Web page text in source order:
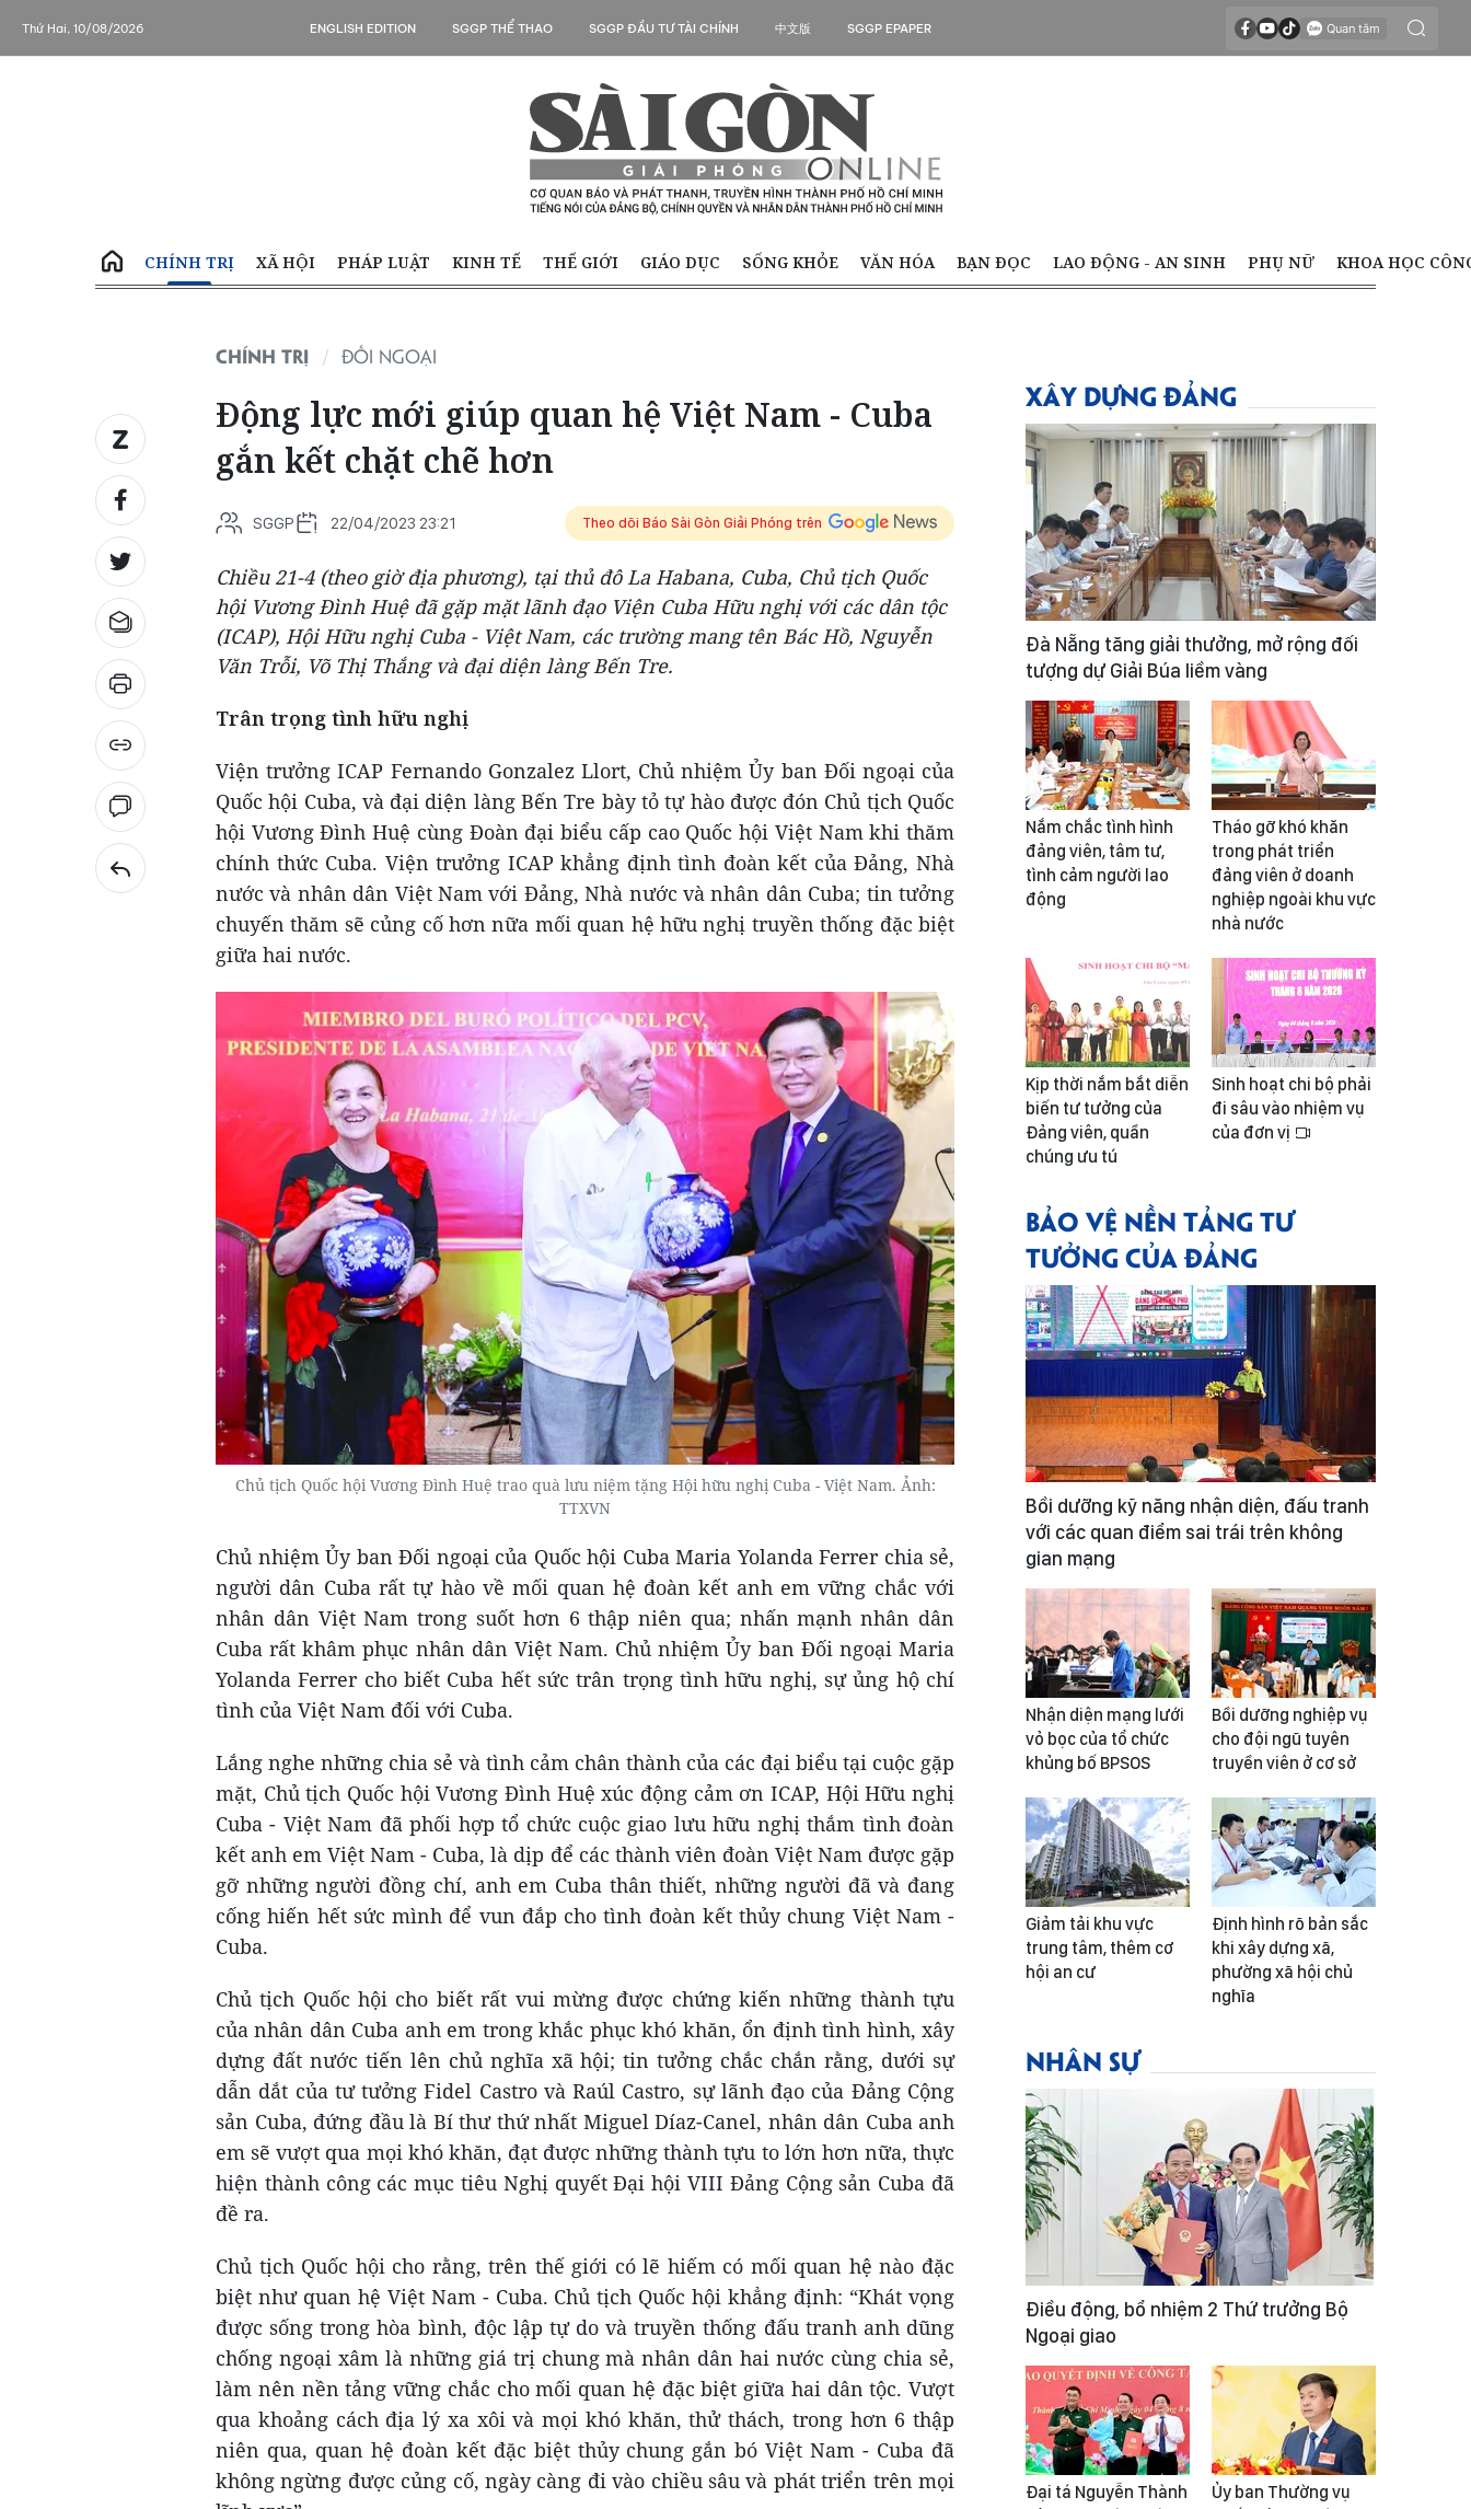
Thứ Hai, 10/08/2026 ENGLISH EDITION SGGP THỂ THAO SGGP ĐẦU TƯ TÀI CHÍNH 中文版 SGGP EPAPER
CHÍNH TRỊ XÃ HỘI PHÁP LUẬT KINH TẾ THẾ GIỚI GIÁO DỤC SỐNG KHỎE VĂN HÓA BẠN ĐỌC LAO ĐỘNG - AN SINH PHỤ NỮ KHOA HỌC
CHÍNH TRỊ ĐỐI NGOẠI
Động lực mới giúp quan hệ Việt Nam - Cuba
gắn kết chặt chẽ hơn
SGGP 22/04/2023 23:21 Theo dõi Báo Sài Gòn Giải Phóng trên
Chiều 21-4 (theo giờ địa phương), tại thủ đô La Habana, Cuba, Chủ tịch Quốc
hội Vương Đình Huệ đã gặp mặt lãnh đạo Viện Cuba Hữu nghị với các dân tộc
(ICAP), Hội Hữu nghị Cuba - Việt Nam, các trường mang tên Bác Hồ, Nguyễn
Văn Trỗi, Võ Thị Thắng và đại diện làng Bến Tre.
Trân trọng tình hữu nghị
Viện trưởng ICAP Fernando Gonzalez Llort, Chủ nhiệm Ủy ban Đối ngoại của
Quốc hội Cuba, và đại diện làng Bến Tre bày tỏ tự hào được đón Chủ tịch Quốc
hội Vương Đình Huệ cùng Đoàn đại biểu cấp cao Quốc hội Việt Nam khi thăm
chính thức Cuba. Viện trưởng ICAP khẳng định tình đoàn kết của Đảng, Nhà
nước và nhân dân Việt Nam với Đảng, Nhà nước và nhân dân Cuba; tin tưởng
chuyến thăm sẽ củng cố hơn nữa mối quan hệ hữu nghị truyền thống đặc biệt
giữa hai nước.
Chủ tịch Quốc hội Vương Đình Huệ trao quà lưu niệm tặng Hội hữu nghị Cuba - Việt Nam. Ảnh:
TTXVN
Chủ nhiệm Ủy ban Đối ngoại của Quốc hội Cuba Maria Yolanda Ferrer chia sẻ,
người dân Cuba rất tự hào về mối quan hệ đoàn kết anh em vững chắc với
nhân dân Việt Nam trong suốt hơn 6 thập niên qua; nhấn mạnh nhân dân
Cuba rất khâm phục nhân dân Việt Nam. Chủ nhiệm Ủy ban Đối ngoại Maria
Yolanda Ferrer cho biết Cuba hết sức trân trọng tình hữu nghị, sự ủng hộ chí
tình của Việt Nam đối với Cuba.
Lắng nghe những chia sẻ và tình cảm chân thành của các đại biểu tại cuộc gặp
mặt, Chủ tịch Quốc hội Vương Đình Huệ xúc động cảm ơn ICAP, Hội Hữu nghị
Cuba - Việt Nam đã phối hợp tổ chức cuộc giao lưu hữu nghị thắm tình đoàn
kết anh em Việt Nam - Cuba, là dịp để các thành viên đoàn Việt Nam được gặp
gỡ những người đồng chí, anh em Cuba thân thiết, những người đã và đang
cống hiến hết sức mình để vun đắp cho tình đoàn kết thủy chung Việt Nam -
Cuba.
Chủ tịch Quốc hội cho biết rất vui mừng được chứng kiến những thành tựu
của nhân dân Cuba anh em trong khắc phục khó khăn, ổn định tình hình, xây
dựng đất nước tiến lên chủ nghĩa xã hội; tin tưởng chắc chắn rằng, dưới sự
dẫn dắt của tư tưởng Fidel Castro và Raúl Castro, sự lãnh đạo của Đảng Cộng
sản Cuba, đứng đầu là Bí thư thứ nhất Miguel Díaz-Canel, nhân dân Cuba anh
em sẽ vượt qua mọi khó khăn, đạt được những thành tựu to lớn hơn nữa, thực
hiện thành công các mục tiêu Nghị quyết Đại hội VIII Đảng Cộng sản Cuba đã
đề ra.
Chủ tịch Quốc hội cho rằng, trên thế giới có lẽ hiếm có mối quan hệ nào đặc
biệt như quan hệ Việt Nam - Cuba. Chủ tịch Quốc hội khẳng định: “Khát vọng
được sống trong hòa bình, độc lập tự do và truyền thống đấu tranh anh dũng
chống ngoại xâm là những giá trị chung mà nhân dân hai nước cùng chia sẻ,
làm nên nền tảng vững chắc cho mối quan hệ đặc biệt giữa hai dân tộc. Vượt
qua khoảng cách địa lý xa xôi và mọi khó khăn, thử thách, trong hơn 6 thập
niên qua, quan hệ đoàn kết đặc biệt thủy chung gắn bó Việt Nam - Cuba đã
không ngừng được củng cố, ngày càng đi vào chiều sâu và phát triển trên mọi
XÂY DỰNG ĐẢNG
Đà Nẵng tăng giải thưởng, mở rộng đối
tượng dự Giải Búa liềm vàng
Nắm chắc tình hình
đảng viên, tâm tư,
tình cảm người lao
động
Tháo gỡ khó khăn
trong phát triển
đảng viên ở doanh
nghiệp ngoài khu vực
nhà nước
Kịp thời nắm bắt diễn
biến tư tưởng của
Đảng viên, quần
chúng ưu tú
Sinh hoạt chi bộ phải
đi sâu vào nhiệm vụ
của đơn vị
BẢO VỆ NỀN TẢNG TƯ
TƯỞNG CỦA ĐẢNG
Bồi dưỡng kỹ năng nhận diện, đấu tranh
với các quan điểm sai trái trên không
gian mạng
Nhận diện mạng lưới
vỏ bọc của tổ chức
khủng bố BPSOS
Bồi dưỡng nghiệp vụ
cho đội ngũ tuyên
truyền viên ở cơ sở
Giảm tải khu vực
trung tâm, thêm cơ
hội an cư
Định hình rõ bản sắc
khi xây dựng xã,
phường xã hội chủ
nghĩa
NHÂN SỰ
Điều động, bổ nhiệm 2 Thứ trưởng Bộ
Ngoại giao
Đại tá Nguyễn Thành
Ủy ban Thường vụ